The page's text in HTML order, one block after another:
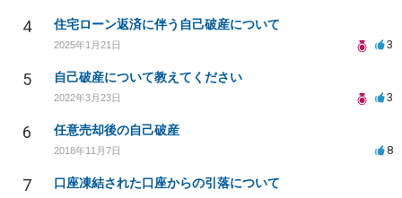
4 住宅ローン返済に伴う自己破産について
2025年1月21日 3
5 自己破産について教えてください
2022年3月23日 3
6 任意売却後の自己破産
2018年11月7日 8
7 口座凍結された口座からの引落について